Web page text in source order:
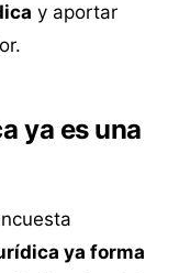
y aportar
ya es una
ya forma